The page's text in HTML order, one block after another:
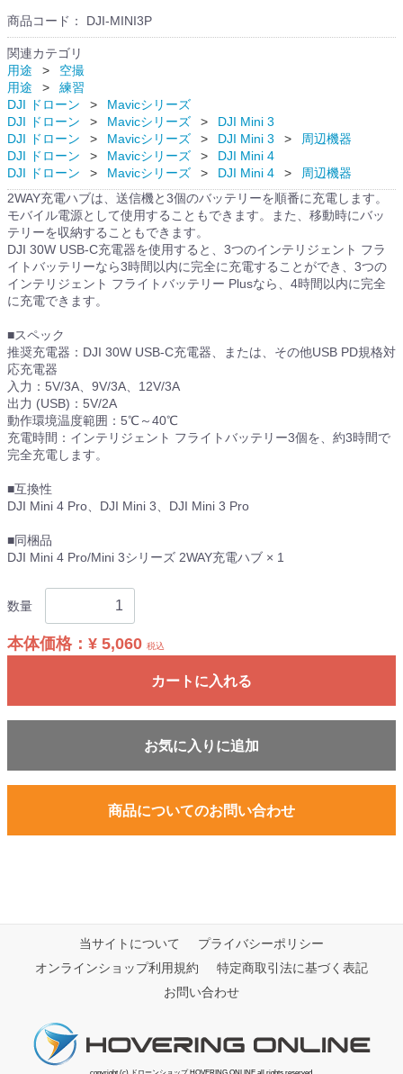
商品コード： DJI-MINI3P
関連カテゴリ
用途
空撮
用途
練習
DJI ドローン
Mavicシリーズ
DJI ドローン
Mavicシリーズ
DJI Mini 3
DJI ドローン
Mavicシリーズ DJI Mini 3
周辺機器
DJI ドローン
Mavicシリーズ
DJI Mini 4
DJI ドローン
Mavicシリーズ DJI Mini 4
周辺機器
2WAY充電ハブは、送信機と3個のバッテリーを順番に充電します。
モバイル電源として使用することもできます。また、移動時にバッ
テリーを収納することもできます。
DJI 30W USB-C充電器を使用すると、3つのインテリジェント フラ
イトバッテリーなら3時間以内に完全に充電することができ、3つの
インテリジェント フライトバッテリー Plusなら、4時間以内に完全
に充電できます。
■スペック
推奨充電器：DJI 30W USB-C充電器、または、その他USB PD規格対
応充電器
入力：5V/3A、9V/3A、12V/3A
出力 (USB)：5V/2A
動作環境温度範囲：5℃～40℃
充電時間：インテリジェント フライトバッテリー3個を、約3時間で
完全充電します。
■互換性
DJI Mini 4 Pro、DJI Mini 3、DJI Mini 3 Pro
■同梱品
DJI Mini 4 Pro/Mini 3シリーズ 2WAY充電ハブ × 1
数量
本体価格： ¥ 5,060 税込
カートに入れる
お気に入りに追加
商品についてのお問い合わせ
当サイトについて
プライバシーポリシー
オンラインショップ利用規約
特定商取引法に基づく表記
お問い合わせ